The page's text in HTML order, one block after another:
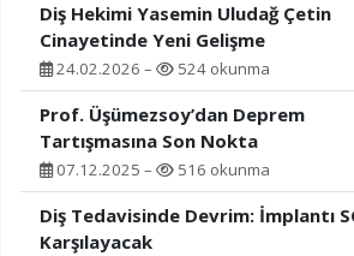
Diş Hekimi Yasemin Uludağ Çetin
Cinayetinde Yeni Gelişme
24.02.2026 – 524 okunma
Prof. Üşümezsoy’dan Deprem
Tartışmasına Son Nokta
07.12.2025 – 516 okunma
Diş Tedavisinde Devrim: İmplantı
Karşılayacak